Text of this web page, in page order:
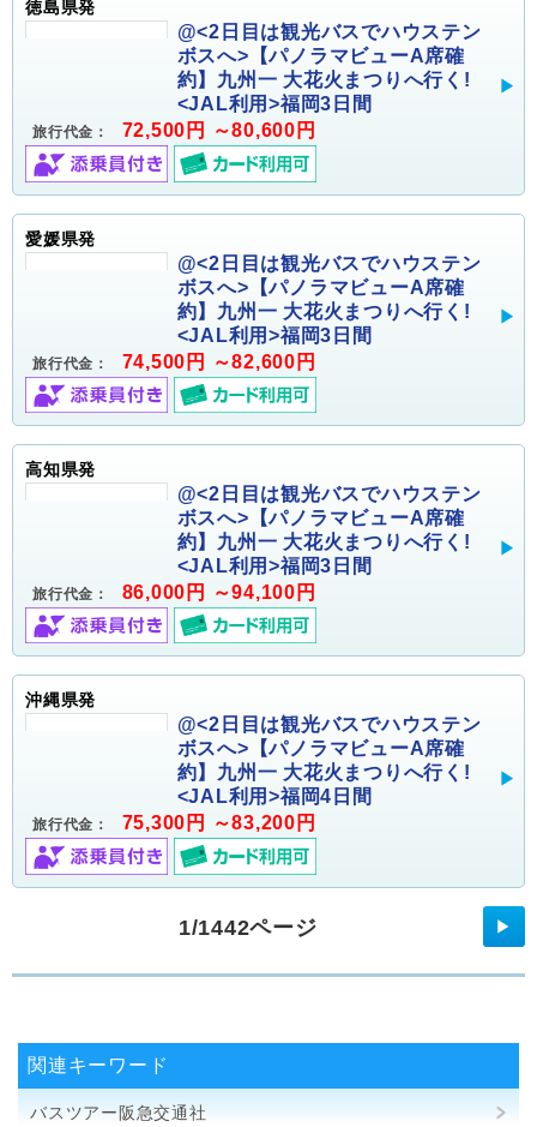
徳島県発
@<2日目は観光バスでハウステン
ボスへ>【パノラマビューA席確
約】九州一 大花火まつりへ行く!
<JAL利用>福岡3日間
旅行代金： 72,500円 ～80,600円
愛媛県発
@<2日目は観光バスでハウステン
ボスへ>【パノラマビューA席確
約】九州一 大花火まつりへ行く!
<JAL利用>福岡3日間
旅行代金： 74,500円 ～82,600円
高知県発
@<2日目は観光バスでハウステン
ボスへ>【パノラマビューA席確
約】九州一 大花火まつりへ行く!
<JAL利用>福岡3日間
旅行代金： 86,000円 ～94,100円
沖縄県発
@<2日目は観光バスでハウステン
ボスへ>【パノラマビューA席確
約】九州一 大花火まつりへ行く!
<JAL利用>福岡4日間
旅行代金： 75,300円 ～83,200円
1/1442ページ ▶
関連キーワード
バスツアー阪急交通社